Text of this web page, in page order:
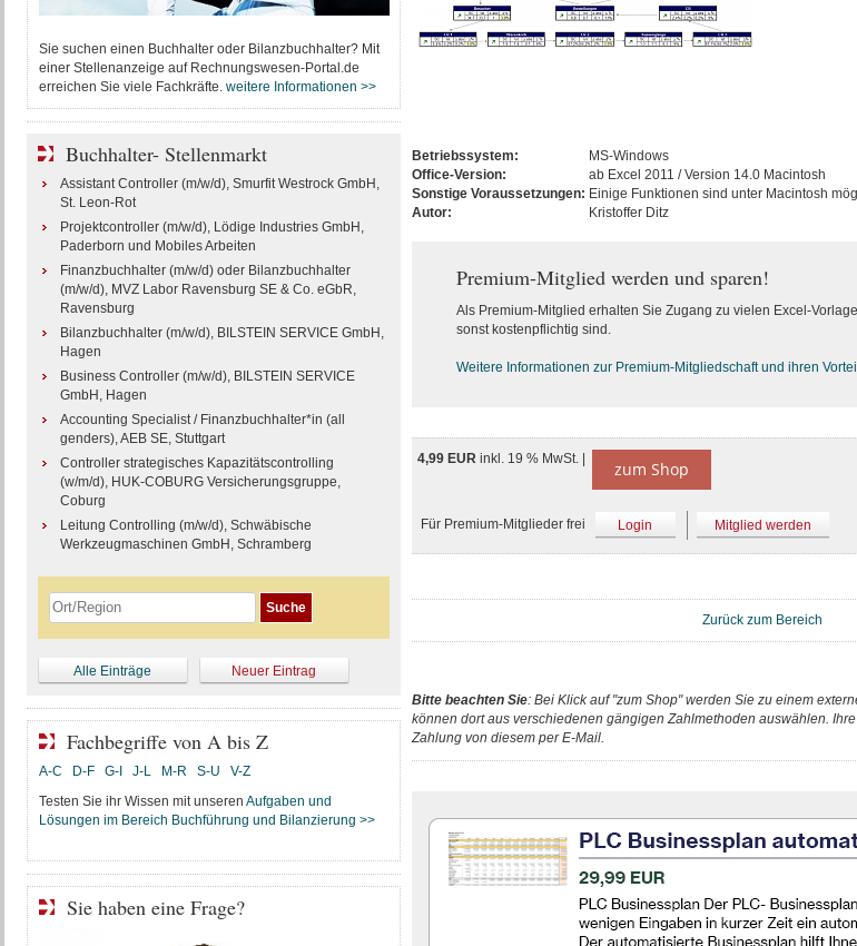
Betriebssystem:
MS-Windows
Office-Version:
ab Excel 2011 / Version 14.0 Macintosh
Sonstige Voraussetzungen: Einige Funktionen sind unter Macintosh
Autor:
Kristoffer Ditz
Premium-Mitglied werden und sparen!
Als Premium-Mitglied erhalten Sie Zugang zu vielen Excel-
sonst kostenpflichtig sind.
Weitere Informationen zur Premium-Mitgliedschaft und ihren
4,99 EUR inkl. 19 % MwSt. | zum Shop
Für Premium-Mitglieder frei Login Mitglied werden
Zurück zum Bereich
Bitte beachten Sie: Bei Klick auf "zum Shop" werden Sie zu einem
können dort aus verschiedenen gängigen Zahlmethoden auswählen.
Zahlung von diesem per E-Mail.
Sie suchen einen Buchhalter oder Bilanzbuchhalter? Mit
einer Stellenanzeige auf Rechnungswesen-Portal.de
erreichen Sie viele Fachkräfte. weitere Informationen >>
Buchhalter- Stellenmarkt
Assistant Controller (m/w/d), Smurfit Westrock GmbH,
St. Leon-Rot
Projektcontroller (m/w/d), Lödige Industries GmbH,
Paderborn und Mobiles Arbeiten
Finanzbuchhalter (m/w/d) oder Bilanzbuchhalter
(m/w/d), MVZ Labor Ravensburg SE & Co. eGbR,
Ravensburg
Bilanzbuchhalter (m/w/d), BILSTEIN SERVICE GmbH,
Hagen
Business Controller (m/w/d), BILSTEIN SERVICE
GmbH, Hagen
Accounting Specialist / Finanzbuchhalter*in (all
genders), AEB SE, Stuttgart
Controller strategisches Kapazitätscontrolling
(w/m/d), HUK-COBURG Versicherungsgruppe,
Coburg
Leitung Controlling (m/w/d), Schwäbische
Werkzeugmaschinen GmbH, Schramberg
Alle Einträge Neuer Eintrag
Fachbegriffe von A bis Z
A-C D-F G-I J-L M-R S-U
V-Z
Testen Sie ihr Wissen mit unseren Aufgaben und
Lösungen im Bereich Buchführung und Bilanzierung >>
Sie haben eine Frage?